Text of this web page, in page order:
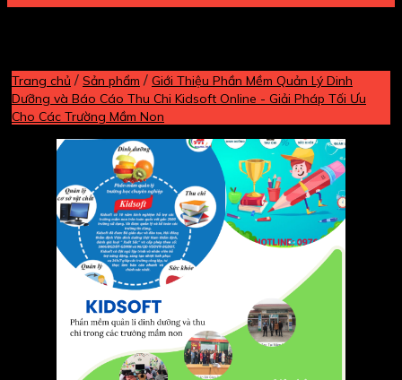
Trang chủ / Sản phẩm / Giới Thiệu Phần Mềm Quản Lý Dinh
Dưỡng và Báo Cáo Thu Chi Kidsoft Online - Giải Pháp Tối Ưu
Cho Các Trường Mầm Non